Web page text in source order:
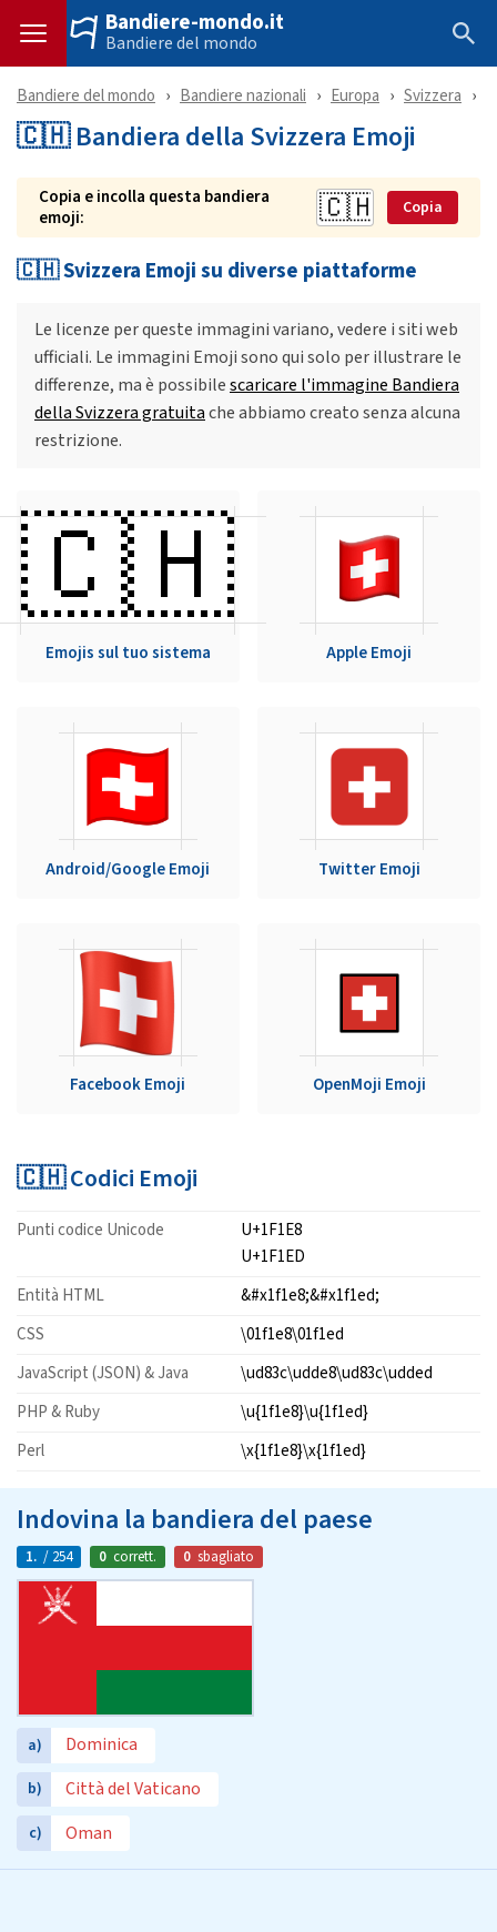
Bandiere-mondo.it
Bandiere del mondo
Bandiere del mondo Bandiere nazionali Europa Svizzera
🇨🇭 Bandiera della Svizzera Emoji
Copia e incolla questa bandiera
emoji:
Copia
🇨🇭 Svizzera Emoji su diverse piattaforme
Le licenze per queste immagini variano, vedere i siti web
ufficiali. Le immagini Emoji sono qui solo per illustrare le
differenze, ma è possibilescaricare l'immagine Bandiera
della Svizzera gratuitache abbiamo creato senza alcuna
restrizione.
🇨🇭
Emojis sul tuo sistema Apple Emoji
Android/Google Emoji Twitter Emoji
Facebook Emoji OpenMoji Emoji
🇨🇭 Codici Emoji
Punti codice Unicode
U+1F1E8
U+1F1ED
Entità HTML
&#x1f1e8;&#x1f1ed;
CSS
\01f1e8\01f1ed
JavaScript (JSON) & Java
\ud83c\udde8\ud83c\udded
PHP & Ruby
\u{1f1e8}\u{1f1ed}
Perl
\x{1f1e8}\x{1f1ed}
Indovina la bandiera del paese
1. / 254 0 corrett. 0 sbagliato
a) Dominica
b) Città del Vaticano
c) Oman